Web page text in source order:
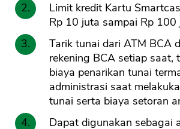
Limit kredit Kartu
Rp 10 juta sampai Rp 100
Tarik tunai dari ATM BCA
rekening BCA setiap saat,
biaya penarikan tunai
administrasi saat
tunai serta biaya setoran
Dapat digunakan sebagai